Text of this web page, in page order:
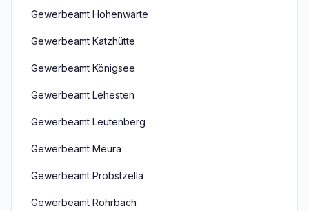
Gewerbeamt Hohenwarte
Gewerbeamt Katzhütte
Gewerbeamt Königsee
Gewerbeamt Lehesten
Gewerbeamt Leutenberg
Gewerbeamt Meura
Gewerbeamt Probstzella
Gewerbeamt Rohrbach